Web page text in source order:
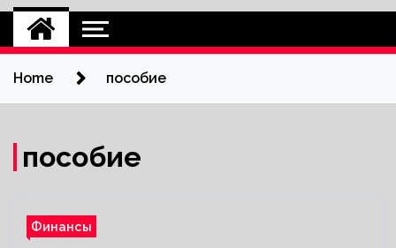
Home пособие
пособие
Финансы